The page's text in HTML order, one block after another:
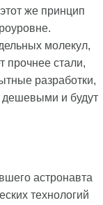
же принцип
молекул,
прочнее стали,
разработки,
дешевыми и будут
астронавта
технологий